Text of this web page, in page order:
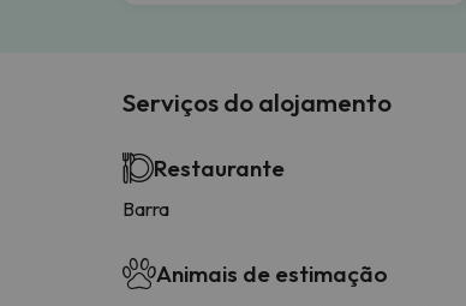
Serviços do alojamento
Restaurante
Barra
Animais de estimação